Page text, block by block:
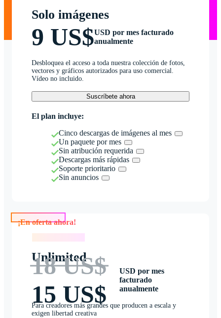
Solo imágenes
9 US$USD por mes facturado
anualmente
Desbloquea el acceso a toda nuestra colección de fotos,
vectores y gráficos autorizados para uso comercial.
Vídeo no incluido.
Suscríbete ahora
El plan incluye:
Cinco descargas de imágenes al mes
Un paquete por mes
Sin atribución requerida
Descargas más rápidas
Soporte prioritario
Sin anuncios
Unlimited
18 US$
15 US$
USD por mes
facturado
anualmente
Para creadores más grandes que producen a escala y
exigen libertad creativa